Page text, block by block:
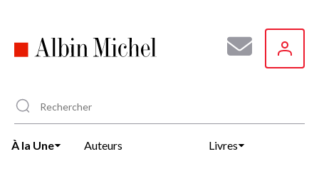
principal
À la Une Auteurs Livres